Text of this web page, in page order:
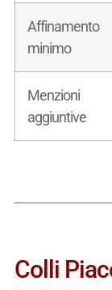
Affinamento
minimo
Menzioni
aggiuntive
Colli